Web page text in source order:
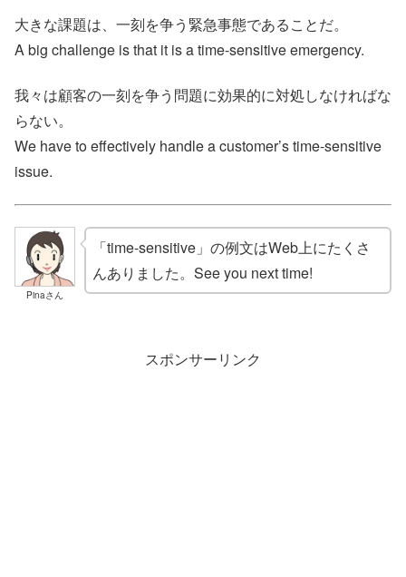
大きな課題は、一刻を争う緊急事態であることだ。
A big challenge is that it is a time-sensitive emergency.
我々は顧客の一刻を争う問題に効果的に対処しなければな
らない。
We have to effectively handle a customer’s time-sensitive
issue.
Pinaさん
「time-sensitive」の例文はWeb上にたくさ
んありました。See you next time!
スポンサーリンク